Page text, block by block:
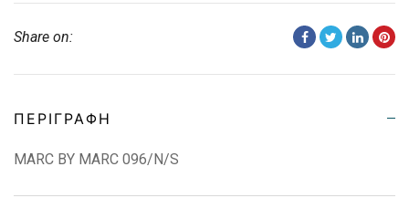
Share on:
ΠΕΡΙΓΡΑΦΉ
MARC BY MARC 096/N/S